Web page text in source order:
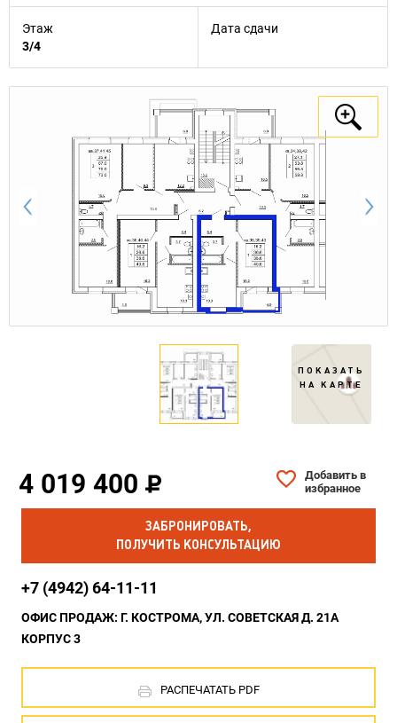
Этаж
3/4
Дата сдачи
ПОКАЗАТЬ
НА КАРТЕ
4 019 400
Добавить в
избранное
ЗАБРОНИРОВАТЬ,
ПОЛУЧИТЬ КОНСУЛЬТАЦИЮ
+7 (4942) 64-11-11
ОФИС ПРОДАЖ: Г. КОСТРОМА, УЛ. СОВЕТСКАЯ Д. 21А
КОРПУС 3
РАСПЕЧАТАТЬ PDF